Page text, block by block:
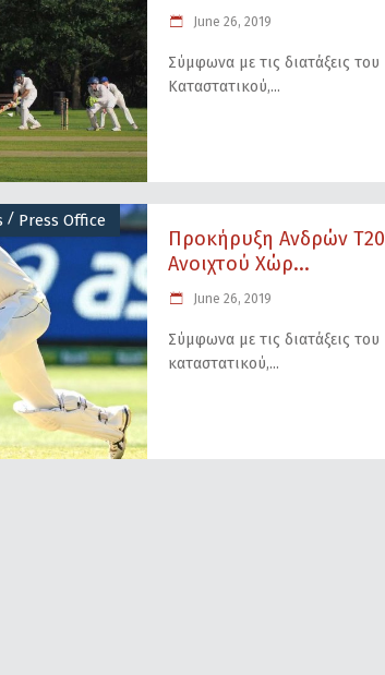
June 26, 2019
Σύμφωνα με τις διατάξεις του
Καταστατικού,
/ Press Office
Προκήρυξη Ανδρών Τ20
Ανοιχτού Χώρ...
June 26, 2019
Σύμφωνα με τις διατάξεις του
καταστατικού,